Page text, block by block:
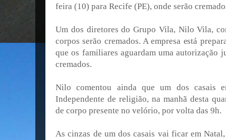
feira (10) para Recife (PE), onde serão
Um dos diretores do Grupo Vila, Nilo Vila,
corpos serão cremados. A empresa está
que os familiares aguardam uma autorização
cremados.
Nilo comentou ainda que um dos casais
Independente de religião, na manhã desta
de corpo presente no velório, por volta das 9h.
As cinzas de um dos casais vai ficar em